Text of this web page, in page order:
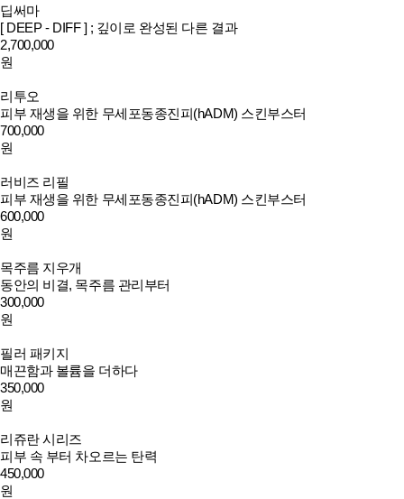
딥써마
[ DEEP - DIFF ] ; 깊이로 완성된 다른 결과
2,700,000
원
리투오
피부 재생을 위한 무세포동종진피(hADM) 스킨부스터
700,000
원
러비즈 리필
피부 재생을 위한 무세포동종진피(hADM) 스킨부스터
600,000
원
목주름 지우개
동안의 비결, 목주름 관리부터
300,000
원
필러 패키지
매끈함과 볼륨을 더하다
350,000
원
리쥬란 시리즈
피부 속 부터 차오르는 탄력
450,000
원